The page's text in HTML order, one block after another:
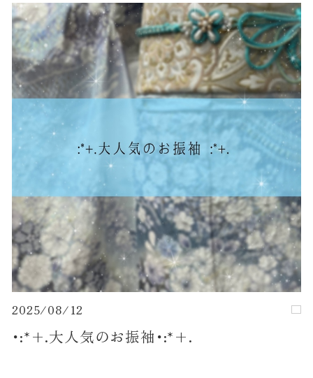
2025/08/12
･:*+.大人気のお振袖･:*+.